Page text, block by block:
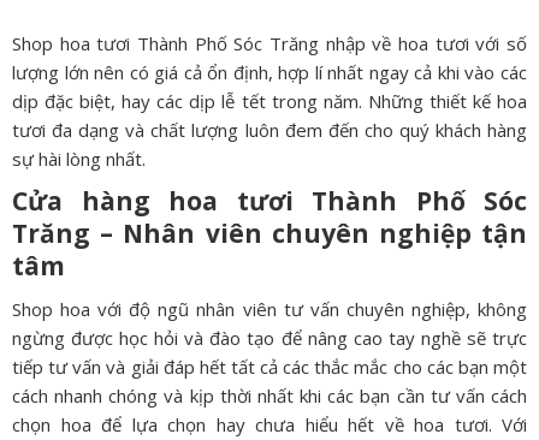
Shop hoa tươi Thành Phố Sóc Trăng nhập về hoa tươi với số
lượng lớn nên có giá cả ổn định, hợp lí nhất ngay cả khi vào các
dịp đặc biệt, hay các dịp lễ tết trong năm. Những thiết kế hoa
tươi đa dạng và chất lượng luôn đem đến cho quý khách hàng
sự hài lòng nhất.
Cửa hàng hoa tươi Thành Phố Sóc
Trăng – Nhân viên chuyên nghiệp tận
tâm
Shop hoa với độ ngũ nhân viên tư vấn chuyên nghiệp, không
ngừng được học hỏi và đào tạo để nâng cao tay nghề sẽ trực
tiếp tư vấn và giải đáp hết tất cả các thắc mắc cho các bạn một
cách nhanh chóng và kịp thời nhất khi các bạn cần tư vấn cách
chọn hoa để lựa chọn hay chưa hiểu hết về hoa tươi. Với